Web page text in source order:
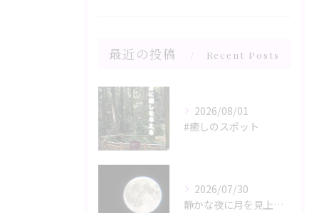
最近の投稿 Recent Posts
2026/08/01
#癒しのスポット
2026/07/30
静かな夜に月を見上げるひととき、心と体がリラックスモードに誘...